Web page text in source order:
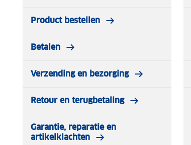
Technische specificaties
Artikelnummer fabrikant:
Brandstof: Benzine
Afmetingen (LxBxH):579 x 425 x 443 mm
Product bestellen
Betalen
Verzending en bezorging
Retour en terugbetaling
Garantie, reparatie en
artikelklachten